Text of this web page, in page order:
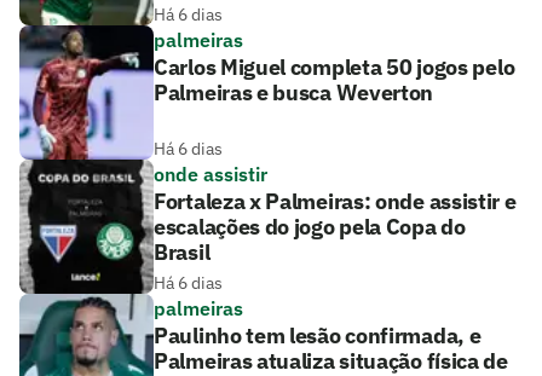
Há 6 dias
palmeiras
Carlos Miguel completa 50 jogos pelo
Palmeiras e busca Weverton
Há 6 dias
onde assistir
Fortaleza x Palmeiras: onde assistir e
escalações do jogo pela Copa do
Brasil
Há 6 dias
palmeiras
Paulinho tem lesão confirmada, e
Palmeiras atualiza situação física de